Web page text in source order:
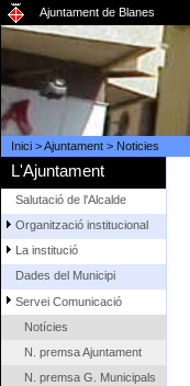
Ajuntament de Blanes
Inici>Ajuntament> Noticies
L'Ajuntament
Salutació de l'Alcalde
Organització institucional
La institució
Dades del Municipi
Servei Comunicació
Notícies
N. premsa Ajuntament
N. premsa G. Municipals